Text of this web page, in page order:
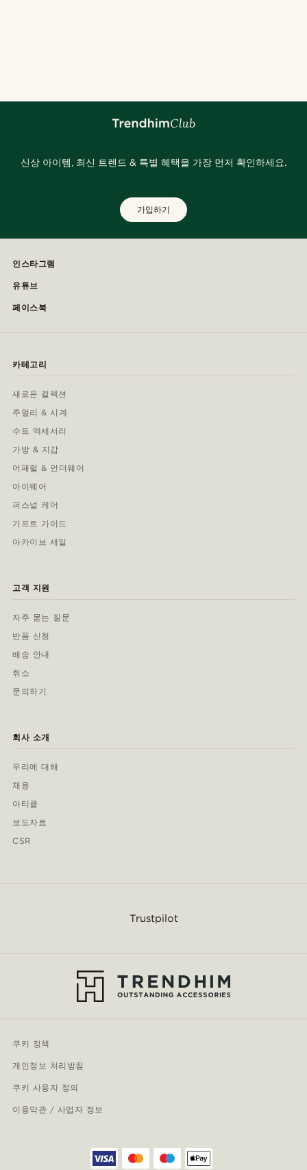
신상 아이템, 최신 트렌드 & 특별 혜택을 가장 먼저 확인하세요.
가입하기
인스타그램
유튜브
페이스북
카테고리
새로운 컬렉션
주얼리 & 시계
수트 액세서리
가방 & 지갑
어패럴 & 언더웨어
아이웨어
퍼스널 케어
기프트 가이드
아카이브 세일
고객 지원
자주 묻는 질문
반품 신청
배송 안내
취소
문의하기
회사 소개
우리에 대해
채용
아티클
보도자료
CSR
Trustpilot
쿠키 정책
개인정보 처리방침
쿠키 사용자 정의
이용약관 / 사업자 정보